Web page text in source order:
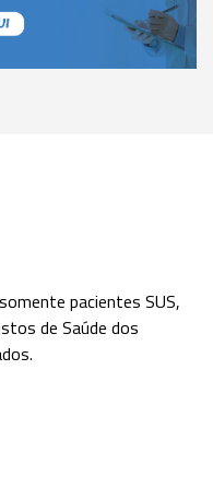
pacientes SUS,
de Saúde dos